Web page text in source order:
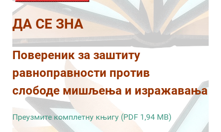
ДА СЕ ЗНА
Повереник за заштиту
равноправности против
слободе мишљења и изражавања
Преузмите комплетну књигу (PDF 1,94 MB)